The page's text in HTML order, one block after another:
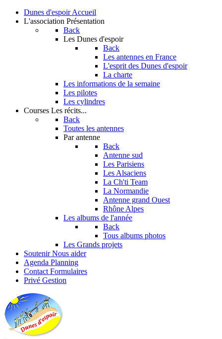
Dunes d'espoir Accueil
L'association Présentation
Back
Les Dunes d'espoir
Back
Les antennes en France
L'esprit des Dunes d'espoir
La charte
Les informations de la semaine
Les pilotes
Les cylindres
Courses Les récits...
Back
Toutes les antennes
Par antenne
Back
Antenne sud
Les Parisiens
Les Alsaciens
La Ch'ti Team
La Normandie
Antenne grand Ouest
Rhône Alpes
Les albums de l'année
Back
Tous albums photos
Les Grands projets
Soutenir Nous aider
Agenda Planning
Contact Formulaires
Privé Gestion